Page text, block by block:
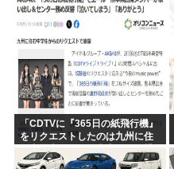
「CDTVに『365日の紙飛行機』
をリクエストしたのは九州に住
む中学生」←この事実って結構
デカいよな【AKB48】